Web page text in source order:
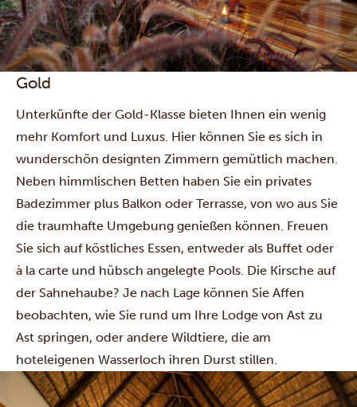
Gold
Unterkünfte der Gold-Klasse bieten Ihnen ein wenig
mehr Komfort und Luxus. Hier können Sie es sich in
wunderschön designten Zimmern gemütlich machen.
Neben himmlischen Betten haben Sie ein privates
Badezimmer plus Balkon oder Terrasse, von wo aus Sie
die traumhafte Umgebung genießen können. Freuen
Sie sich auf köstliches Essen, entweder als Buffet oder
à la carte und hübsch angelegte Pools. Die Kirsche auf
der Sahnehaube? Je nach Lage können Sie Affen
beobachten, wie Sie rund um Ihre Lodge von Ast zu
Ast springen, oder andere Wildtiere, die am
hoteleigenen Wasserloch ihren Durst stillen.